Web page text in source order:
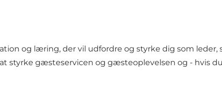
og læring, der vil udfordre og styrke dig som
styrke gæsteservicen og gæsteoplevelsen og - hvis